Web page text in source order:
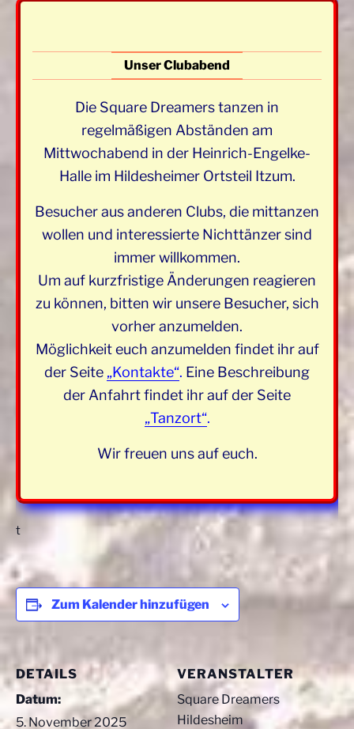
Unser Clubabend
Die Square Dreamers tanzen in
regelmäßigen Abständen am
Mittwochabend in der Heinrich-Engelke-
Halle im Hildesheimer Ortsteil Itzum.
Besucher aus anderen Clubs, die mittanzen
wollen und interessierte Nichttänzer sind
immer willkommen.
Um auf kurzfristige Änderungen reagieren
zu können, bitten wir unsere Besucher, sich
vorher anzumelden.
Möglichkeit euch anzumelden findet ihr auf
der Seite „Kontakte“. Eine Beschreibung
der Anfahrt findet ihr auf der Seite
„Tanzort“.
Wir freuen uns auf euch.
t
Zum Kalender hinzufügen
DETAILS
Datum:
5. November 2025
VERANSTALTER
Square Dreamers
Hildesheim